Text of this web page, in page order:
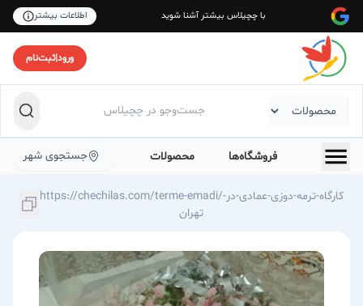
با چچیلاس بیشتر آشنا شوید اطلاعات بیشتر
ورود|ثبت‌نام
فروشگاه‌ها محصولات جستجوی شهر
https://chechilas.com/terme-emadi/کارگاه-ترمه-دوزی-عمادی-در-
تهران